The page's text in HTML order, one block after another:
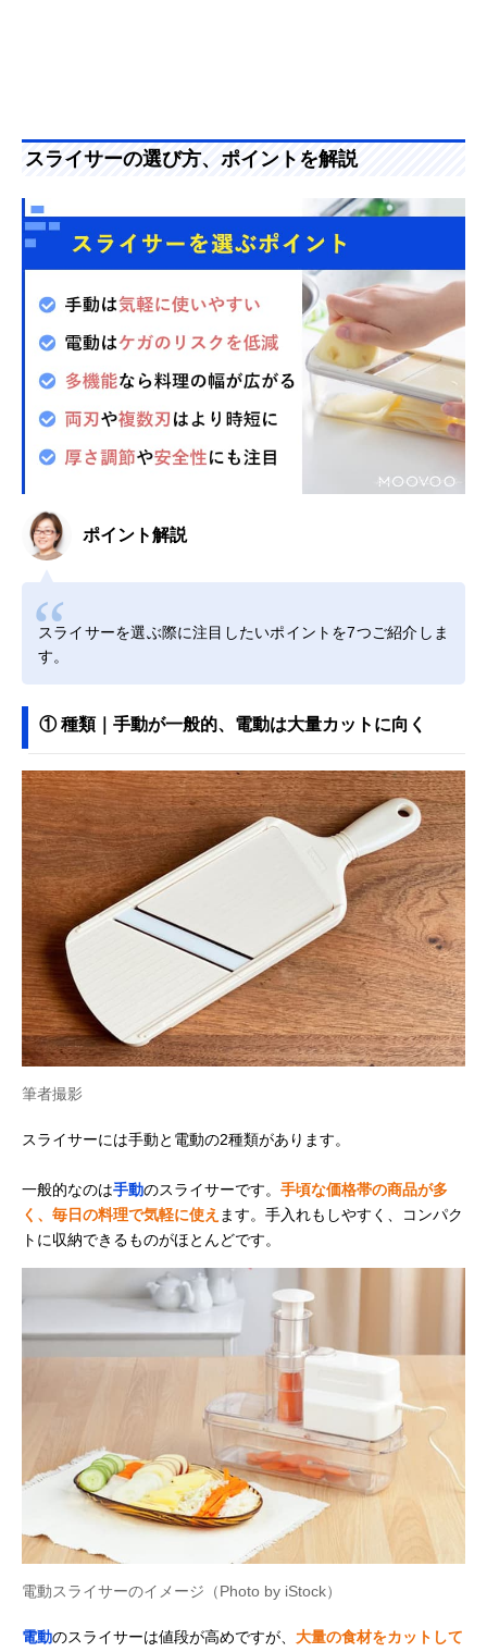
スライサーの選び方、ポイントを解説
ポイント解説
スライサーを選ぶ際に注目したいポイントを7つご紹介しま
す。
① 種類｜手動が一般的、電動は大量カットに向く
筆者撮影
スライサーには手動と電動の2種類があります。
一般的なのは手動のスライサーです。 手頃な価格帯の商品が多
く、毎日の料理で気軽に使え ます。手入れもしやすく、コンパク
トに収納できるものがほとんどです。
電動スライサーのイメージ（Photo by iStock）
電動のスライサーは値段が高めですが、 大量の食材をカットして